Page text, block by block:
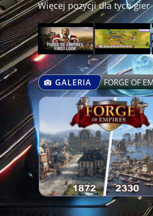
Więcej pozycji dla tych gier
GALERIA FORGE OF